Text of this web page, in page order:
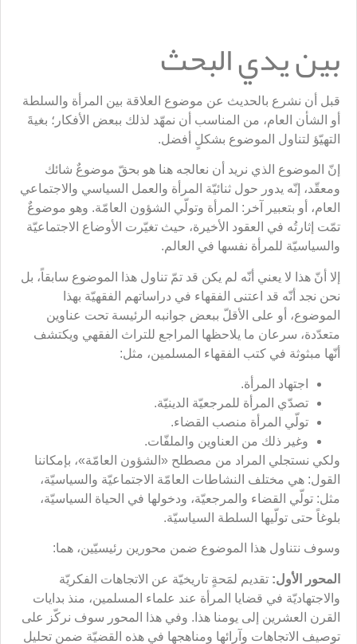
بين يدي البحث
قبل أن نشرع بالحديث عن موضوع العلاقة بين المرأة والسلطة
أو الشأن العام، من المناسب أن نمهّد لذلك ببعض الأفكار؛ بغيةَ
التهيّؤ لتناول الموضوع بشكلٍ أفضل.
إنّ الموضوع الذي نريد أن نعالجه هنا هو بحقّ موضوعٌ شائك
ومعقّد، إنّه يدور حول ثنائيّة المرأة والعمل السياسي والاجتماعي
العام، أو بتعبير آخر: المرأة وتولّي الشؤون العامّة. وهو موضوعٌ
تمّت إثارتُه في العقود الأخيرة، حيث تغيّرت الأوضاع الاجتماعيّة
والسياسيّة للمرأة نفسها في العالم.
إلا أنّ هذا لا يعني أنّه لم يكن قد تمّ تناول هذا الموضوع سابقاً، بل
نحن نجد أنّه قد اعتنى الفقهاء في دراساتهم الفقهيّة بهذا
الموضوع، أو على الأقلّ ببعض جوانبه الرئيسة تحت عناوين
متعدّدة، سرعان ما يلاحظها المراجع للتراث الفقهي ويكتشف
أنّها مبثوثة في كتب الفقهاء المسلمين، مثل:
اجتهاد المرأة.
تصدّي المرأة للمرجعيّة الدينيّة.
تولّي المرأة منصب القضاء.
وغير ذلك من العناوين والملفّات.
ولكي نستجلي المراد من مصطلح «الشؤون العامّة»، بإمكاننا
القول: هي مختلف النشاطات العامّة الاجتماعيّة والسياسيّة،
مثل: تولّي القضاء والمرجعيّة، ودخولها في الحياة السياسيّة،
بلوغاً حتى تولّيها السلطة السياسيّة.
وسوف نتناول هذا الموضوع ضمن محورين رئيسيّين، هما:
المحور الأول: تقديم لمَحةٍ تاريخيّة عن الاتجاهات الفكريّة
والاجتهاديّة في قضايا المرأة عند علماء المسلمين، منذ بدايات
القرن العشرين إلى يومنا هذا. وفي هذا المحور سوف نركّز على
توصيف الاتجاهات وآرائها ومناهجها في هذه القضيّة ضمن تحليلٍ